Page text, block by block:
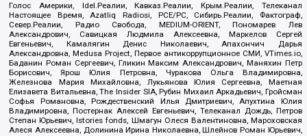
Голос Америки, Idel.Реалии, Кавказ.Реалии, Крым.Реалии, Телеканал
Настоящее Время, Azatliq Radiosi, PCE/PC, Сибирь.Реалии, Фактограф,
Север.Реалии, Радио Свобода, MEDIUM-ORIENT, Пономарев Лев
Александрович, Савицкая Людмила Алексеевна, Маркелов Сергей
Евгеньевич, Камалягин Денис Николаевич, Апахончич Дарья
Александровна, Medusa Project, Первое антикоррупционное СМИ, VTimes.io,
Баданин Роман Сергеевич, Гликин Максим Александрович, Маняхин Петр
Борисович, Ярош Юлия Петровна, Чуракова Ольга Владимировна,
Железнова Мария Михайловна, Лукьянова Юлия Сергеевна, Маетная
Елизавета Витальевна, The Insider SIA, Рубин Михаил Аркадьевич, Гройсман
Софья Романовна, Рождественский Илья Дмитриевич, Апухтина Юлия
Владимировна, Постернак Алексей Евгеньевич, Телеканал Дождь, Петров
Степан Юрьевич, Istories fonds, Шмагун Олеся Валентиновна, Мароховская
Алеся Алексеевна, Долинина Ирина Николаевна, Шлейнов Роман Юрьевич,